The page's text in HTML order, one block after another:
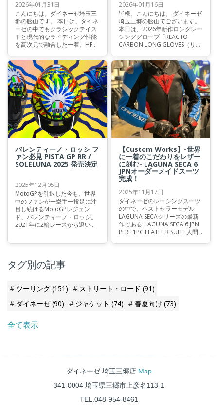
2026年01月31日
こんにちは。ダイネーゼ埼玉三
郷の舩山です。 本日は、ダイネ
ーゼの中でもクラシックテイス
トと現代的なライディング性能
を高次元で融合した一着、HF
ザージャケット）をご紹介いた
します。 レーシング由来の安全
思想をベースにしながらも、街
乗りからツーリングまで幅広く
使えるデザインと快適性を備え
たモデルです。
2026年01月16日
皆様、こんにちは。 ダイネーゼ
埼玉三郷の舩山でございます。
本日は、2026年新作ロングレー
シンググローブ「REACTO
CARBON LONG GLOVES（リア
ブ）」のご紹介です。 スポーツ
ライディングからサーキット走
行まで、“本気で走りを楽しみた
い”ライダーのために開発され
た、プロテクション性能と操作
性を高次元で両立したモデルと
なっております。
バレンティーノ・ロッシ フ
ァン必見 PISTA GP RR /
SOLELUNA 2025 発売決定
2025年12月05日
MotoGPを引退した今も、世界
中のファンが一挙手一投足に注
目し続けるMotoGPレジェン
ド、バレンティーノ・ロッシ。
2021年に2輪レースから退いた
とに使用ヘルメットのグラフィ
ックをアップデートし続けてい
2025シーズンに実際に使用した
「SOLELUNA」グラフィック
が、『PISTA GP RR』から世界
限定2,500個のリミテッドモデ
【Custom Works】-世界
に一着のこだわりをレザー
に刻む- LAGUNA SECA 6
JPNオーダーメイドスーツ
完成！
2025年11月17日
ダイネーゼのレーシングスーツ
の中で、ベストセラーモデル
LAGUNA SECAシリーズの最新
作である"LAGUNA SECA 6 JPN
PERF 1PC LEATHER SUIT" 人間
タグ別の記事
ツーリング (151) ストリート・ロード (91)
ダイネーゼ(90) ジャケット (74) 春夏向け (73)
全て表示
ダイネーゼ 埼玉三郷店 Map
341-0004 埼玉県三郷市上彦名113-1
TEL.048-954-8461